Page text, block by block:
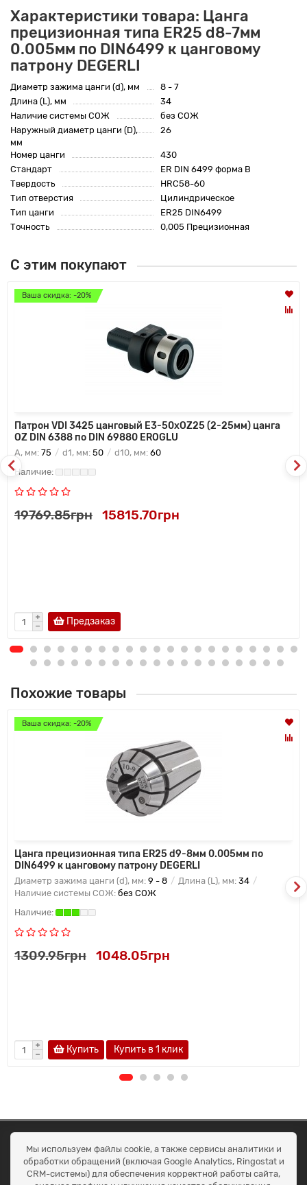
Характеристики товара: Цанга
прецизионная типа ER25 d8-7мм
0.005мм по DIN6499 к цанговому
патрону DEGERLI
Диаметр зажима цанги (d), мм
8 - 7
Длина (L), мм
34
Наличие системы СОЖ
без СОЖ
Наружный диаметр цанги (D),
мм
26
Номер цанги
430
Стандарт
ER DIN 6499 форма B
Твердость
HRC58-60
Тип отверстия
Цилиндрическое
Тип цанги
ER25 DIN6499
Точность
0,005 Прецизионная
С этим покупают
Ваша скидка: -20%
Патрон VDI 3425 цанговый E3-50xOZ25 (2-25мм) цанга
OZ DIN 6388 по DIN 69880 EROGLU
A, мм: 75 d1, мм: 50 d10, мм: 60
19769.85грн 15815.70грн
Предзаказ
Похожие товары
Ваша скидка: -20%
Цанга прецизионная типа ER25 d9-8мм 0.005мм по
DIN6499 к цанговому патрону DEGERLI
Диаметр зажима цанги (d), мм: 9 - 8 Длина (L), мм: 34
Наличие системы СОЖ: без СОЖ
1309.95грн 1048.05грн
Купить Купить в 1 клик
ОКЕАН ТРЕЙД
Договір публичної оферти
Доставка та оплата
Наші контакти
Мы используем файлы cookie, а также сервисы аналитики и
обработки обращений (включая Google Analytics, Ringostat и
CRM-системы) для обеспечения корректной работы сайта,